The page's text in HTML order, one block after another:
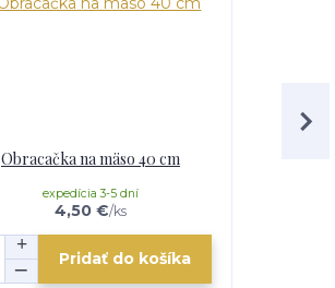
Obracačka na mäso 40 cm
4,50 €/ks
expedícia 3-5 dní
Pridať do košíka